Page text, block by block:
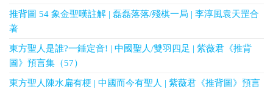
推背圖 54 象金聖嘆註解 | 磊磊落落/殘棋一局 | 李淳風袁天罡合
著
東方聖人是誰?一錘定音! | 中國聖人/雙羽四足 | 紫薇君《推背
圖》預言集（57）
東方聖人陳水扁有梗 | 中國而今有聖人 | 紫薇君《推背圖》預言